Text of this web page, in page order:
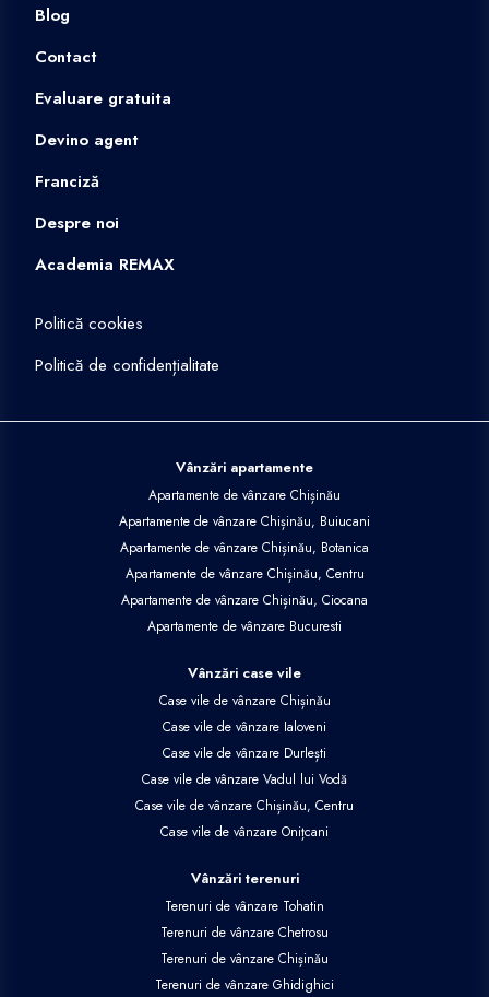
Blog
Contact
Evaluare gratuita
Devino agent
Franciză
Despre noi
Academia REMAX
Politică cookies
Politică de confidențialitate
Vânzări apartamente
Apartamente de vânzare Chișinău
Apartamente de vânzare Chișinău, Buiucani
Apartamente de vânzare Chișinău, Botanica
Apartamente de vânzare Chișinău, Centru
Apartamente de vânzare Chișinău, Ciocana
Apartamente de vânzare Bucuresti
Vânzări case vile
Case vile de vânzare Chișinău
Case vile de vânzare Ialoveni
Case vile de vânzare Durlești
Case vile de vânzare Vadul lui Vodă
Case vile de vânzare Chișinău, Centru
Case vile de vânzare Onițcani
Vânzări terenuri
Terenuri de vânzare Tohatin
Terenuri de vânzare Chetrosu
Terenuri de vânzare Chișinău
Terenuri de vânzare Ghidighici